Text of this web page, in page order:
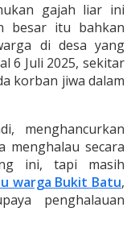
gajah liar ini
besar itu bahkan
di desa yang
6 Juli 2025, sekitar
korban jiwa dalam
menghancurkan
menghalau secara
ini, tapi masih
warga Bukit Batu,
penghalauan